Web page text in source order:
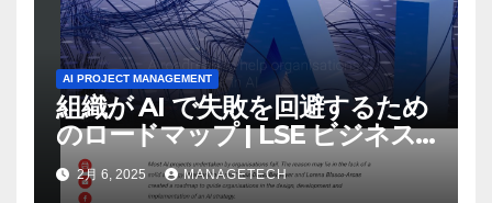
AI PROJECT MANAGEMENT
組織が AI で失敗を回避するため
のロードマップ | LSE ビジネス
レビュー
2月 6, 2025 MANAGETECH